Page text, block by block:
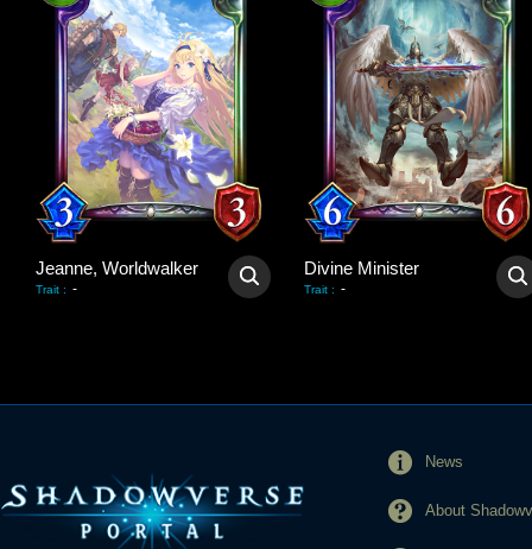
Jeanne, Worldwalker
Trait : -
Divine Minister
Trait : -
News
About